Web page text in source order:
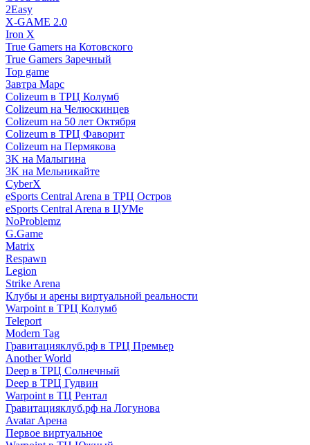
2Easy
X-GAME 2.0
Iron X
True Gamers на Котовского
True Gamers Заречный
Top game
Завтра Марс
Colizeum в ТРЦ Колумб
Colizeum на Челюскинцев
Colizeum на 50 лет Октября
Colizeum в ТРЦ Фаворит
Colizeum на Пермякова
3K на Малыгина
3K на Мельникайте
CyberX
eSports Central Arena в ТРЦ Остров
eSports Central Arena в ЦУМе
NoProblemz
G.Game
Matrix
Respawn
Legion
Strike Arena
Клубы и арены виртуальной реальности
Warpoint в ТРЦ Колумб
Teleport
Modern Tag
Гравитацияклуб.рф в ТРЦ Премьер
Another World
Deep в ТРЦ Солнечный
Deep в ТРЦ Гудвин
Warpoint в ТЦ Рентал
Гравитацияклуб.рф на Логунова
Avatar Арена
Первое виртуальное